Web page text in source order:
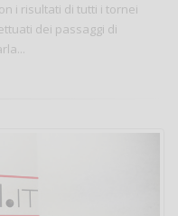
i risultati di tutti i tornei
dei passaggi di